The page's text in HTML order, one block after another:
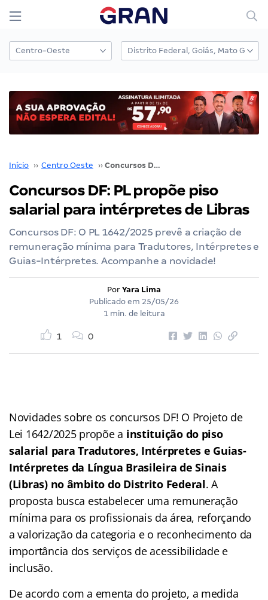
Início ›› Centro Oeste ›› Concursos DF: PL propõe piso salarial para intérpretes de Libras
Concursos DF: PL propõe piso
salarial para intérpretes de Libras
Concursos DF: O PL 1642/2025 prevê a criação de
remuneração mínima para Tradutores, Intérpretes e
Guias-Intérpretes. Acompanhe a novidade!
Por Yara Lima
Publicado em 25/05/26
1 min. de leitura
1 0
Novidades sobre os concursos DF! O Projeto de
Lei 1642/2025 propõe a instituição do piso
salarial para Tradutores, Intérpretes e Guias-
Intérpretes da Língua Brasileira de Sinais
(Libras) no âmbito do Distrito Federal. A
proposta busca estabelecer uma remuneração
mínima para os profissionais da área, reforçando
a valorização da categoria e o reconhecimento da
importância dos serviços de acessibilidade e
inclusão.
De acordo com a ementa do projeto, a medida